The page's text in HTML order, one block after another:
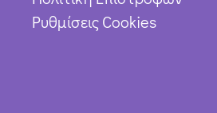
Ρυθμίσεις Cookies